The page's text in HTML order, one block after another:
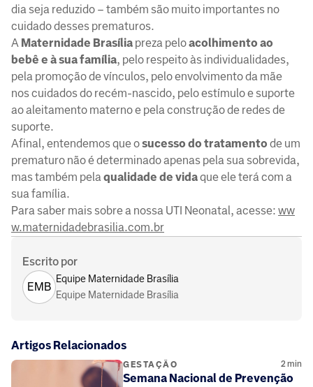
dia seja reduzido – também são muito importantes no
cuidado desses prematuros.
A Maternidade Brasília preza peloacolhimento ao
bebê e à sua família, pelo respeito às individualidades,
pela promoção de vínculos, pelo envolvimento da mãe
nos cuidados do recém-nascido, pelo estímulo e suporte
ao aleitamento materno e pela construção de redes de
suporte.
Afinal, entendemos que osucesso do tratamento de um
prematuro não é determinado apenas pela sua sobrevida,
mas também pela qualidade de vidaque ele terá com a
sua família.
Para saber mais sobre a nossa UTI Neonatal, acesse: ww
w.maternidadebrasilia.com.br
Escrito por
EMB
Equipe Maternidade Brasília
Equipe Maternidade Brasília
Artigos Relacionados
GESTAÇÃO 2 min
Semana Nacional de Prevenção